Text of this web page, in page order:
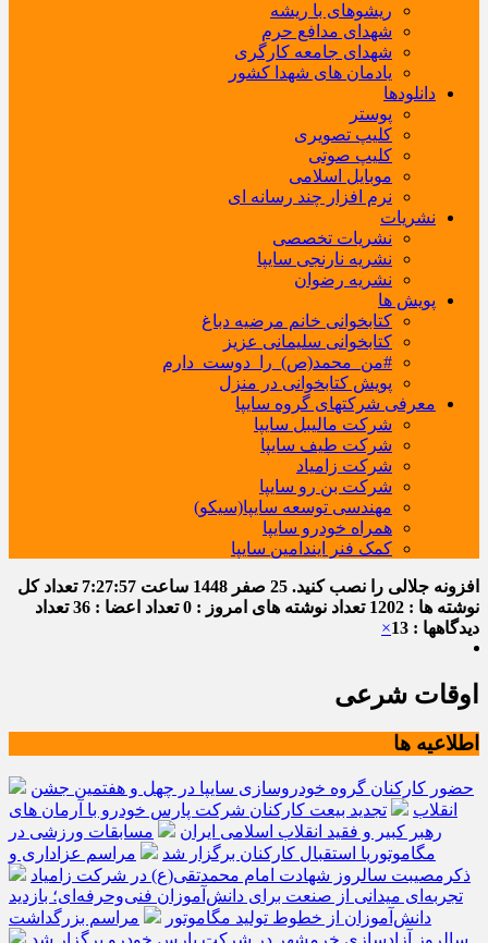
ریشوهای با ریشه
شهدای مدافع حرم
شهدای جامعه کارگری
یادمان های شهدا کشور
دانلودها
پوستر
کلیپ تصویری
کلیپ صوتی
موبایل اسلامی
نرم افزار چند رسانه ای
نشریات
نشریات تخصصی
نشریه نارنجی سایپا
نشریه رضوان
پویش ها
کتابخوانی خانم مرضیه دباغ
کتابخوانی سلیمانی عزیز
#من_محمد(ص)_را_دوست_دارم
پویش کتابخوانی در منزل
معرفی شرکتهای گروه سایپا
شرکت مالیبل سایپا
شرکت طیف سایپا
شرکت زامیاد
شرکت بن رو سایپا
مهندسی توسعه سایپا(سیکو)
همراه خودرو سایپا
کمک فنر ایندامین سایپا
افزونه جلالی را نصب کنید. 25 صفر 1448 ساعت 7:27:57 تعداد کل
نوشته ها : 1202
تعداد نوشته های امروز : 0 تعداد اعضا : 36
تعداد
دیدگاهها : 13
×
اوقات شرعی
اطلاعیه ها
حضور کارکنان گروه خودروسازی سایپا در چهل و هفتمین جشن
انقلاب
تجدید بیعت کارکنان شرکت پارس خودرو با آرمان های
رهبر کبیر و فقید انقلاب اسلامی ایران
مسابقات ورزشی در
مگاموتوربا استقبال کارکنان برگزار شد
مراسم عزاداری و
ذکرمصیبت سالروز شهادت امام محمدتقی(ع) در شرکت زامیاد
تجربه‌ای میدانی از صنعت برای دانش‌آموزان فنی‌وحرفه‌ای؛ بازدید
دانش‌آموزان از خطوط تولید مگاموتور
مراسم بزرگداشت
سالروز آزادسازی خرمشهر در شرکت پارس خودرو برگزار شد